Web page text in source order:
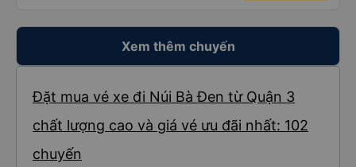
Xem thêm chuyến
Đặt mua vé xe đi Núi Bà Đen từ Quận 3
chất lượng cao và giá vé ưu đãi nhất: 102
chuyến